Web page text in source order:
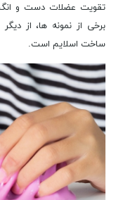
تقویت عضلات دست و
برخی از نمونه ها، از
ساخت اسلایم است.